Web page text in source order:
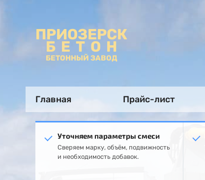
ПРИОЗЕРСК
БЕТОН
БЕТОННЫЙ ЗАВОД
Главная Прайс-лист
Уточняем параметры смеси
Сверяем марку, объём, подвижность
и необходимость добавок.